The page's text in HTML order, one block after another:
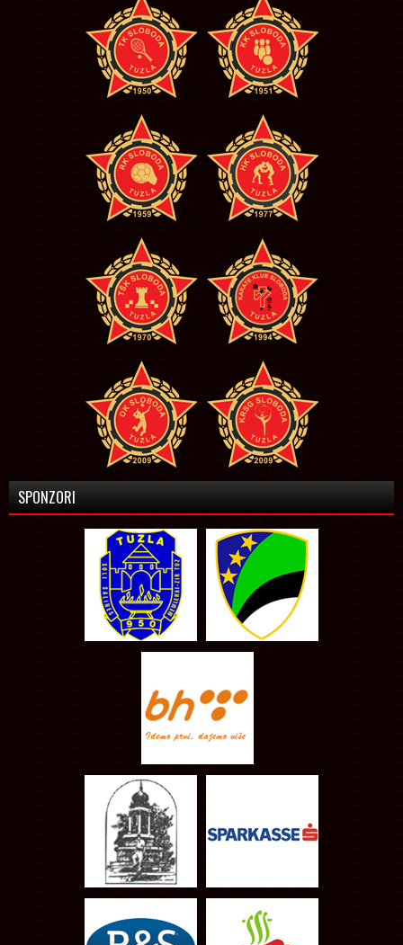
SPONZORI